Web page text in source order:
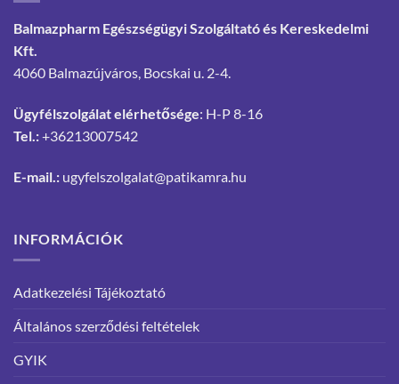
Balmazpharm Egészségügyi Szolgáltató és Kereskedelmi
Kft.
4060 Balmazújváros, Bocskai u. 2-4.
Ügyfélszolgálat elérhetősége: H-P 8-16
Tel.:+36213007542
E-mail.: ugyfelszolgalat@patikamra.hu
INFORMÁCIÓK
Adatkezelési Tájékoztató
Általános szerződési feltételek
GYIK